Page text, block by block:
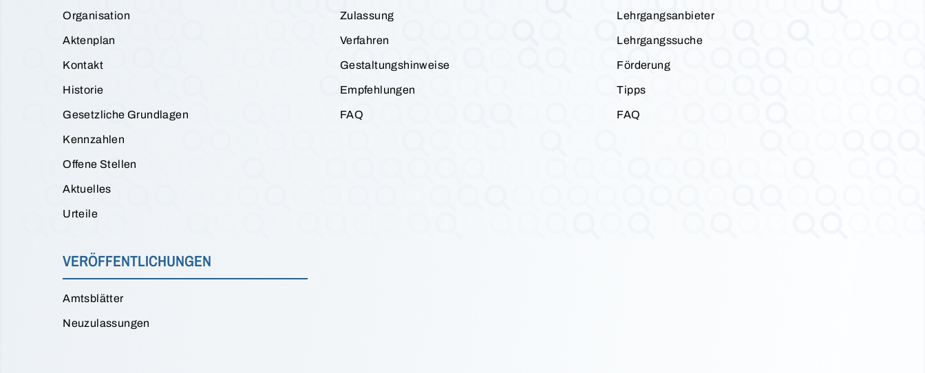
Organisation
Aktenplan
Kontakt
Historie
Gesetzliche Grundlagen
Kennzahlen
Offene Stellen
Aktuelles
Urteile
Zulassung
Verfahren
Gestaltungshinweise
Empfehlungen
FAQ
Lehrgangsanbieter
Lehrgangssuche
Förderung
Tipps
FAQ
VERÖFFENTLICHUNGEN
Amtsblätter
Neuzulassungen